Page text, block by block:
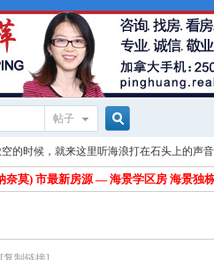
帖子
搜
的时候，就来这里听海浪打在石头上的声音
奈莫) 市最新房源 — 海景学区房 海景独